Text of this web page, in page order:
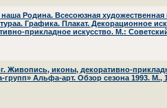
Родина. Всесоюзная
Графика. Плакат. Декорационное
прикладное искусство. М.:
Живопись, иконы, декоративно-
групп» Альфа-арт. Обзор сезона 1993. М.,